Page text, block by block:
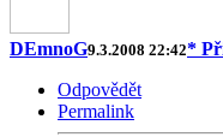
DEmnoG9.3.2008 22:42*
Odpovědět
Permalink